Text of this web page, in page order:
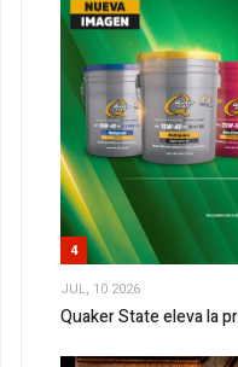
4
JUL, 10 2026
Quaker State eleva la